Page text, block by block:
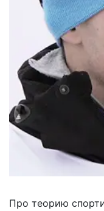
Про теорию